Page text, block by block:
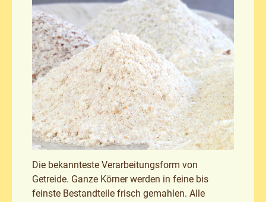
Die bekannteste Verarbeitungsform von
Getreide. Ganze Körner werden in feine bis
feinste Bestandteile frisch gemahlen. Alle